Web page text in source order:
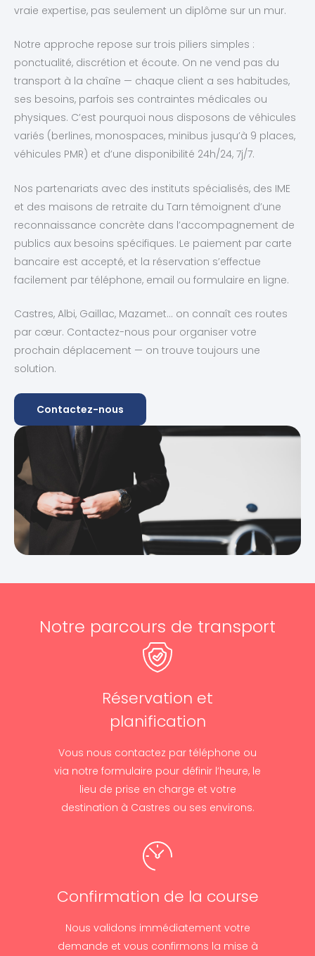
vraie expertise, pas seulement un diplôme sur un mur.
Notre approche repose sur trois piliers simples :
ponctualité, discrétion et écoute. On ne vend pas du
transport à la chaîne — chaque client a ses habitudes,
ses besoins, parfois ses contraintes médicales ou
physiques. C’est pourquoi nous disposons de véhicules
variés (berlines, monospaces, minibus jusqu’à 9 places,
véhicules PMR) et d’une disponibilité 24h/24, 7j/7.
Nos partenariats avec des instituts spécialisés, des IME
et des maisons de retraite du Tarn témoignent d’une
reconnaissance concrète dans l’accompagnement de
publics aux besoins spécifiques. Le paiement par carte
bancaire est accepté, et la réservation s’effectue
facilement par téléphone, email ou formulaire en ligne.
Castres, Albi, Gaillac, Mazamet… on connaît ces routes
par cœur. Contactez-nous pour organiser votre
prochain déplacement — on trouve toujours une
solution.
Contactez-nous
Notre parcours de transport
Réservation et
planification
Vous nous contactez par téléphone ou
via notre formulaire pour définir l’heure, le
lieu de prise en charge et votre
destination à Castres ou ses environs.
Confirmation de la course
Nous validons immédiatement votre
demande et vous confirmons la mise à